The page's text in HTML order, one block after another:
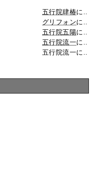
五行院肆椿に..
グリフォンに..
五行院五陽に..
五行院流一に..
五行院流一に..